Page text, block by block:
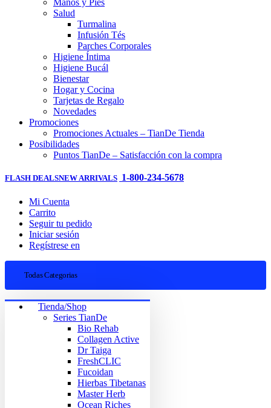
Manos y Pies
Salud
Turmalina
Infusión Tés
Parches Corporales
Higiene Íntima
Higiene Bucál
Bienestar
Hogar y Cocina
Tarjetas de Regalo
Novedades
Promociones
Promociones Actuales – TianDe Tienda
Posibilidades
Puntos TianDe – Satisfacción con la compra
FLASH DEALSNEW ARRIVALS 1-800-234-5678
Mi Cuenta
Carrito
Seguir tu pedido
Iniciar sesión
Regístrese en
Todas Categorias
Tienda/Shop
Series TianDe
Bio Rehab
Collagen Active
Dr Taiga
FreshCLIC
Fucoidan
Hierbas Tibetanas
Master Herb
Ocean Riches